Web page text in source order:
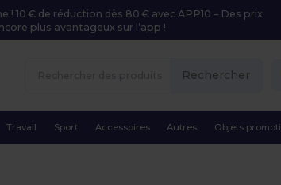
! 10 € de réduction dès 80 € avec APP10 – Des prix
plus avantageux sur l’app !
Rechercher
Travail Sport Accessoires Autres Objets